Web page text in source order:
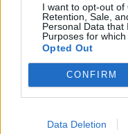
I want to opt-out of
Retention, Sale,
Personal Data that
Purposes for which
Opted Out
CONFIRM
Data Deletion
05/04/2006
BNL Oggi i
riuniscono per
Unipol
10/10/2005